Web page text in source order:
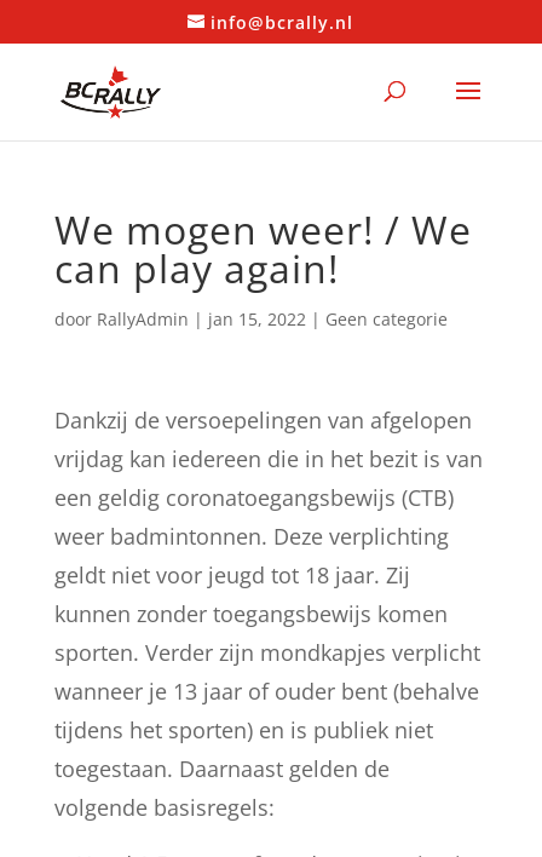
info@bcrally.nl
We mogen weer! / We
can play again!
door RallyAdmin | jan 15, 2022| Geen categorie
Dankzij de versoepelingen van afgelopen
vrijdag kan iedereen die in het bezit is van
een geldig coronatoegangsbewijs (CTB)
weer badmintonnen. Deze verplichting
geldt niet voor jeugd tot 18 jaar. Zij
kunnen zonder toegangsbewijs komen
sporten. Verder zijn mondkapjes verplicht
wanneer je 13 jaar of ouder bent (behalve
tijdens het sporten) en is publiek niet
toegestaan. Daarnaast gelden de
volgende basisregels: